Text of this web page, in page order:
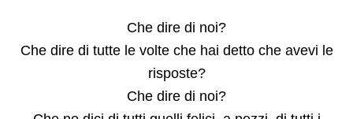
Che dire di noi?
Che dire di tutte le volte che hai detto che avevi le
risposte?
Che dire di noi?